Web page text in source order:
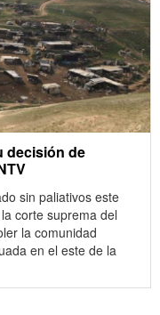
decisión de
sin paliativos este
corte suprema del
la comunidad
en el este de la